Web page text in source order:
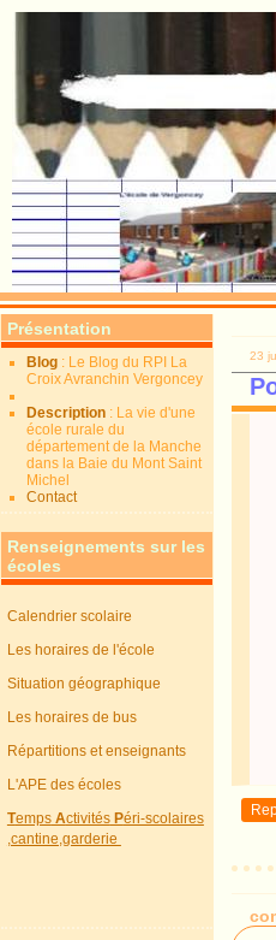
Présentation
Blog : Le Blog du RPI La
Croix Avranchin Vergoncey
Description : La vie d'une
école rurale du
département de la Manche
dans la Baie du Mont Saint
Michel
Contact
Renseignements sur les
écoles
Calendrier scolaire
Les horaires de l'école
Situation géographique
Les horaires de bus
Répartitions et enseignants
L'APE des écoles
TempsActivitésPéri-scolaires
,cantine,garderie
23